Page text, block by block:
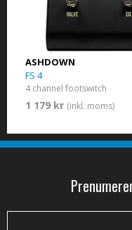
ASHDOWN
FS 4
4 channel footswitch
1 179 kr (inkl. moms)